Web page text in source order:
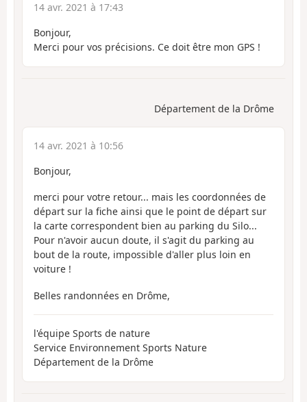
14 avr. 2021 à 17:43
Bonjour,
Merci pour vos précisions. Ce doit être mon GPS !
Département de la Drôme
14 avr. 2021 à 10:56
Bonjour,
merci pour votre retour... mais les coordonnées de
départ sur la fiche ainsi que le point de départ sur
la carte correspondent bien au parking du Silo...
Pour n'avoir aucun doute, il s'agit du parking au
bout de la route, impossible d'aller plus loin en
voiture !
Belles randonnées en Drôme,
l'équipe Sports de nature
Service Environnement Sports Nature
Département de la Drôme